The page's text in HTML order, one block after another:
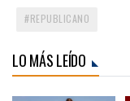
REPUBLICANO
LO MÁS LEÍDO